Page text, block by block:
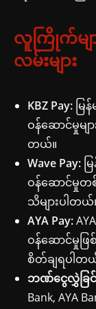
လူကြိုက်မျာ
လမ်းများ
KBZ Pay: မြ
ဝန်ဆောင်မှုမျ
တယ်။
Wave Pay: မ
ဝန်ဆောင်မှုတစ်
သိများပါတယ်
AYA Pay:
ဝန်ဆောင်မှုဖ
စိတ်ချရပါတ
ဘဏ်ငွေလွှဲခြင်
Bank, AYA